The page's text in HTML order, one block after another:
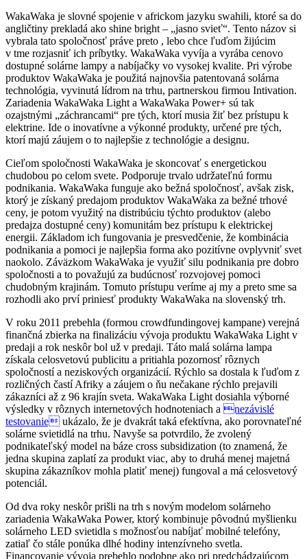
WakaWaka je slovné spojenie v africkom jazyku swahili, ktoré sa do
angličtiny prekladá ako shine bright – „jasno svieť“. Tento názov si
vybrala tato spoločnosť práve preto , lebo chce ľuďom žijúcim
v tme rozjasniť ich príbytky. WakaWaka vyvíja a vyrába cenovo
dostupné solárne lampy a nabíjačky vo vysokej kvalite. Pri výrobe
produktov WakaWaka je použitá najnovšia patentovaná solárna
technológia, vyvinutá lídrom na trhu, partnerskou firmou Intivation.
Zariadenia WakaWaka Light a WakaWaka Power+ sú tak
ozajstnými „záchrancami“ pre tých, ktorí musia žiť bez prístupu k
elektrine. Ide o inovatívne a výkonné produkty, určené pre tých,
ktorí majú záujem o to najlepšie z technológie a designu.
Cieľom spoločnosti WakaWaka je skoncovať s energetickou
chudobou po celom svete. Podporuje trvalo udržateľnú formu
podnikania. WakaWaka funguje ako bežná spoločnosť, avšak zisk,
ktorý je získaný predajom produktov WakaWaka za bežné trhové
ceny, je potom využitý na distribúciu týchto produktov (alebo
predajza dostupné ceny) komunitám bez prístupu k elektrickej
energii. Základom ich fungovania je presvedčenie, že kombinácia
podnikania a pomoci je najlepšia forma ako pozitívne ovplyvniť svet
naokolo. Záväzkom WakaWaka je využiť silu podnikania pre dobro
spoločnosti a to považujú za budúcnosť rozvojovej pomoci
chudobným krajinám. Tomuto prístupu veríme aj my a preto sme sa
rozhodli ako prví priniesť produkty WakaWaka na slovenský trh.
V roku 2011 prebehla (formou crowdfundingovej kampane) verejná
finančná zbierka na finalizáciu vývoja produktu WakaWaka Light v
predaji a rok neskôr bol už v predaji. Táto malá solárna lampa
získala celosvetovú publicitu a pritiahla pozornosť rôznych
spoločností a neziskových organizácií. Rýchlo sa dostala k ľuďom z
rozličných častí Afriky a záujem o ňu nečakane rýchlo prejavili
zákazníci až z 96 krajín sveta. WakaWaka Light dosiahla výborné
výsledky v rôznych internetových hodnoteniach a nezávislé
testovanie ukázalo, že je dvakrát taká efektívna, ako porovnateľné
solárne svietidlá na trhu. Navyše sa potvrdilo, že zvolený
podnikateľský model na báze cross subsidization (to znamená, že
jedna skupina zaplatí za produkt viac, aby to druhá menej majetná
skupina zákazníkov mohla platiť menej) fungoval a má celosvetový
potenciál.
Od dva roky neskôr prišli na trh s novým modelom solárneho
zariadenia WakaWaka Power, ktorý kombinuje pôvodnú myšlienku
solárneho LED svietidla s možnosťou nabíjať mobilné telefóny,
zatiaľ čo stále ponúka dlhé hodiny intenzívneho svetla.
Financovanie vývoja prebehlo podobne ako pri predchádzajúcom